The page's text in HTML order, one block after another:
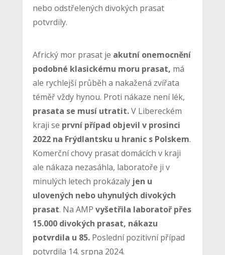
nebo odstřelených divokých prasat
potvrdily.
Africký mor prasat je akutní onemocnění
podobné klasickému moru prasat, má
ale rychlejší průběh a nakažená zvířata
téměř vždy hynou. Proti nákaze není lék,
prasata se musí utratit.V Libereckém
kraji se první případ objevil v prosinci
2022 na Frýdlantsku u hranic s Polskem.
Komerční chovy prasat domácích v kraji
ale nákaza nezasáhla, laboratoře ji v
minulých letech prokázaly jen u
ulovených nebo uhynulých divokých
prasat. Na AMP vyšetřila laboratoř přes
15.000 divokých prasat, nákazu
potvrdila u 85.Poslední pozitivní případ
potvrdila 14. srpna 2024.